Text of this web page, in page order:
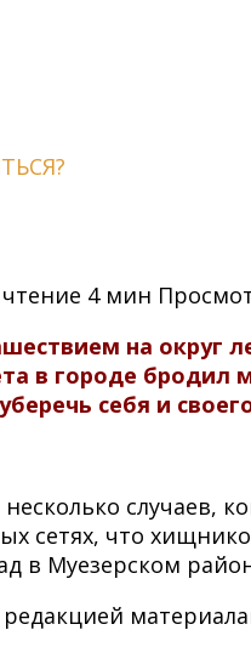
4 мин
на округ
в городе бродил
себя и
случаев,
сетях, что
в Муезерском